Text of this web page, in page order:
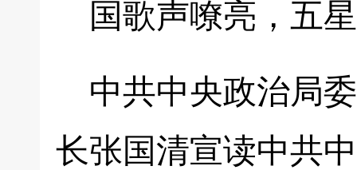
国歌声嘹亮，五
中共中央政治局
长张国清宣读中共